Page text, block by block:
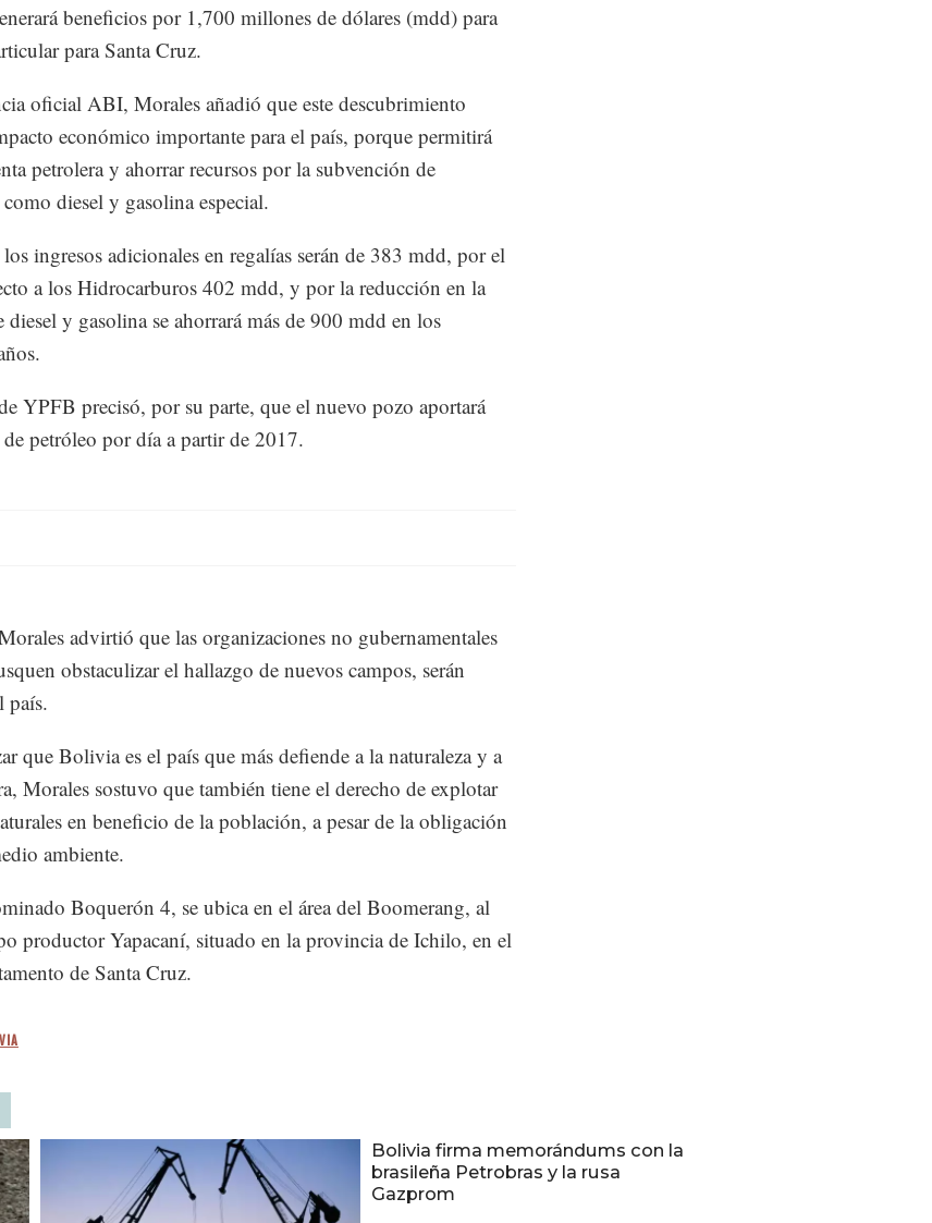
beneficios por 1,700 millones de dólares (mdd) para
para Santa Cruz.
oficial ABI, Morales añadió que este descubrimiento
económico importante para el país, porque permitirá
petrolera y ahorrar recursos por la subvención de
diesel y gasolina especial.
ingresos adicionales en regalías serán de 383 mdd, por el
a los Hidrocarburos 402 mdd, y por la reducción en la
diesel y gasolina se ahorrará más de 900 mdd en los
YPFB precisó, por su parte, que el nuevo pozo aportará
petróleo por día a partir de 2017.
advirtió que las organizaciones no gubernamentales
obstaculizar el hallazgo de nuevos campos, serán
país.
que Bolivia es el país que más defiende a la naturaleza y a
Morales sostuvo que también tiene el derecho de explotar
en beneficio de la población, a pesar de la obligación
ambiente.
Boquerón 4, se ubica en el área del Boomerang, al
productor Yapacaní, situado en la provincia de Ichilo, en el
de Santa Cruz.
Bolivia firma memorándums con la
brasileña Petrobras y la rusa
Gazprom